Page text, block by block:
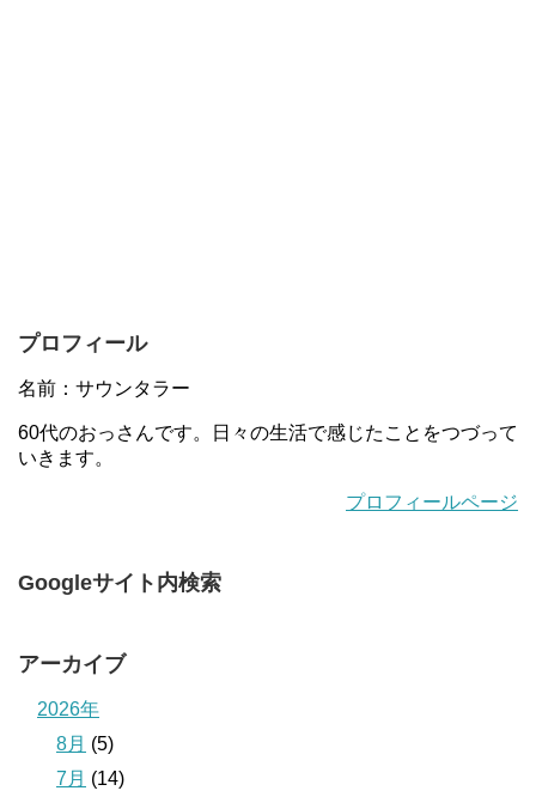
プロフィール
名前：サウンタラー
60代のおっさんです。日々の生活で感じたことをつづって
いきます。
プロフィールページ
Googleサイト内検索
アーカイブ
2026年
8月 (5)
7月 (14)